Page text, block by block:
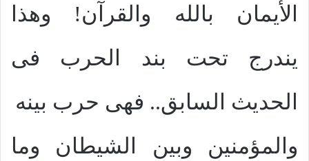
الأيمان بالله والقرآن! وهذا
يندرج تحت بند الحرب فى
الحديث السابق.. فهى حرب بينه
والمؤمنين وبين الشيطان وما